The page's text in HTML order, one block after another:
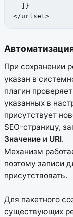
  ]}
</urlset>
При сохранении
указан в
плагин
указанных в
присутствует
SEO-страницу,
Значение и URI.
Механизм
поэтому записи
присутствовать.
Для пакетного
существующих